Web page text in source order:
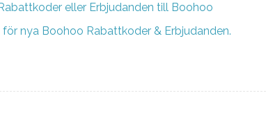
eller Erbjudanden till Boohoo
nya Boohoo Rabattkoder & Erbjudanden.